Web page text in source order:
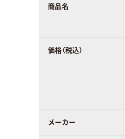
商品名
価格（税込）
メーカー